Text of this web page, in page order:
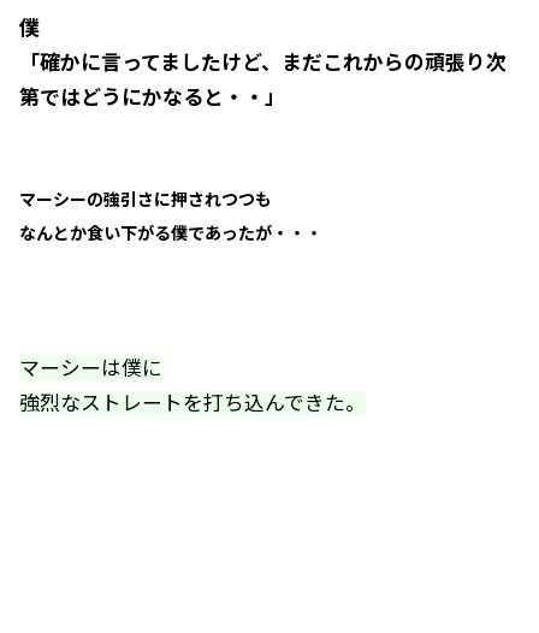
僕
「確かに言ってましたけど、まだこれからの頑張り次
第ではどうにかなると・・」
マーシーの強引さに押されつつも
なんとか食い下がる僕であったが・・・
マーシーは僕に
強烈なストレートを打ち込んできた。